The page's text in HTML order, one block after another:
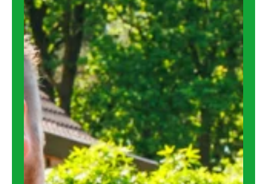
sterkst in de koudere maanden. Je voelt
een koude stroming langs de randen, de
temperatuur in huis schommelt sneller […]